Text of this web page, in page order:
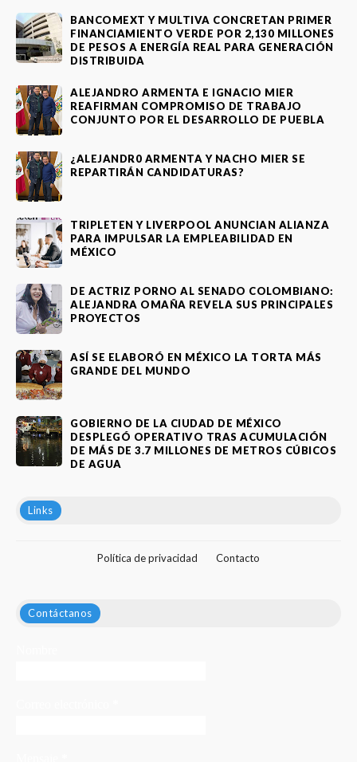
BANCOMEXT Y MULTIVA CONCRETAN PRIMER
FINANCIAMIENTO VERDE POR 2,130 MILLONES
DE PESOS A ENERGÍA REAL PARA GENERACIÓN
DISTRIBUIDA
ALEJANDRO ARMENTA E IGNACIO MIER
REAFIRMAN COMPROMISO DE TRABAJO
CONJUNTO POR EL DESARROLLO DE PUEBLA
¿ALEJANDR0 ARMENTA Y NACHO MIER SE
REPARTIRÁN CANDIDATURAS?
TRIPLETEN Y LIVERPOOL ANUNCIAN ALIANZA
PARA IMPULSAR LA EMPLEABILIDAD EN
MÉXICO
DE ACTRIZ PORNO AL SENADO COLOMBIANO:
ALEJANDRA OMAÑA REVELA SUS PRINCIPALES
PROYECTOS
ASÍ SE ELABORÓ EN MÉXICO LA TORTA MÁS
GRANDE DEL MUNDO
GOBIERNO DE LA CIUDAD DE MÉXICO
DESPLEGÓ OPERATIVO TRAS ACUMULACIÓN
DE MÁS DE 3.7 MILLONES DE METROS CÚBICOS
DE AGUA
Links
Política de privacidad Contacto
Contáctanos